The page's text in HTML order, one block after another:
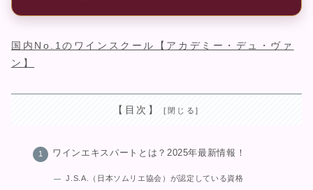
国内No.1のワインスクール【アカデミー・デュ・ヴァ
ン】
【目次】
ワインエキスパートとは？2025年最新情報！
J.S.A.（日本ソムリエ協会）が認定している資格